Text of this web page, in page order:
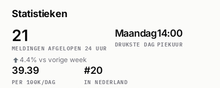
Statistieken
21
MELDINGEN AFGELOPEN 24 UUR
4.4% vs vorige week
Maandag
DRUKSTE DAG
14:00
PIEKUUR
39.39
PER 100K/DAG
#20
IN NEDERLAND